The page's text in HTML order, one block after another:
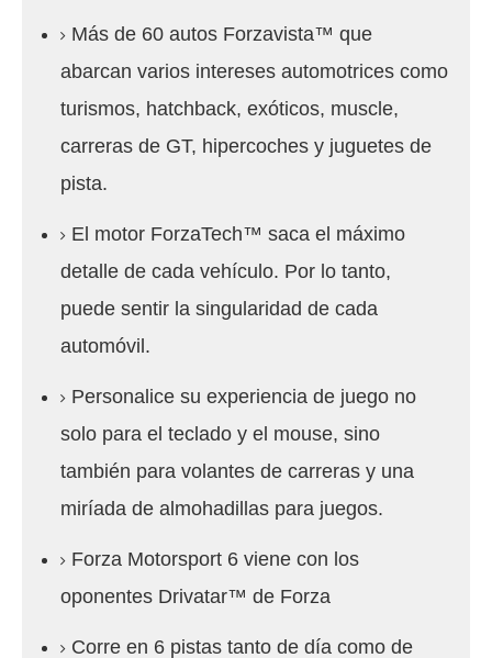
Más de 60 autos Forzavista™ que
abarcan varios intereses automotrices como
turismos, hatchback, exóticos, muscle,
carreras de GT, hipercoches y juguetes de
pista.
El motor ForzaTech™ saca el máximo
detalle de cada vehículo. Por lo tanto,
puede sentir la singularidad de cada
automóvil.
Personalice su experiencia de juego no
solo para el teclado y el mouse, sino
también para volantes de carreras y una
miríada de almohadillas para juegos.
Forza Motorsport 6 viene con los
oponentes Drivatar™ de Forza
Corre en 6 pistas tanto de día como de